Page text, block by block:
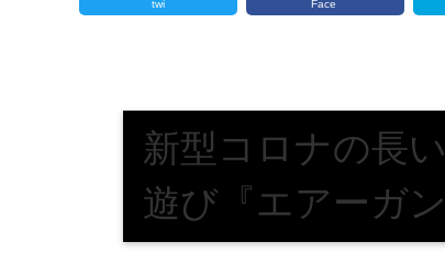
twi Face
新型コロナの長
遊び『エアーガ